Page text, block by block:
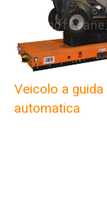
Veicolo a guida
automatica